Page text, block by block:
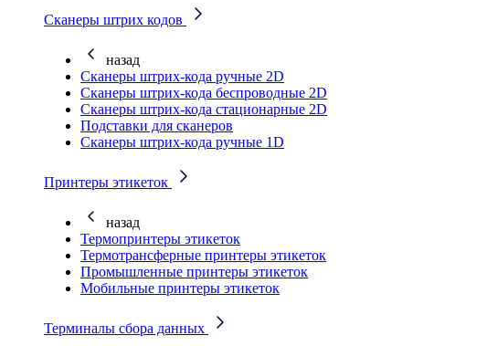
Сканеры штрих кодов
назад
Сканеры штрих-кода ручные 2D
Сканеры штрих-кода беспроводные 2D
Cканеры штрих-кода стационарные 2D
Подставки для сканеров
Сканеры штрих-кода ручные 1D
Принтеры этикеток
назад
Термопринтеры этикеток
Термотрансферные принтеры этикеток
Промышленные принтеры этикеток
Мобильные принтеры этикеток
Терминалы сбора данных